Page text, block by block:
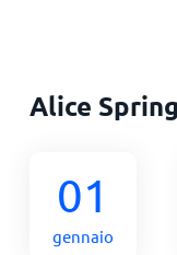
Alice
01
gennaio